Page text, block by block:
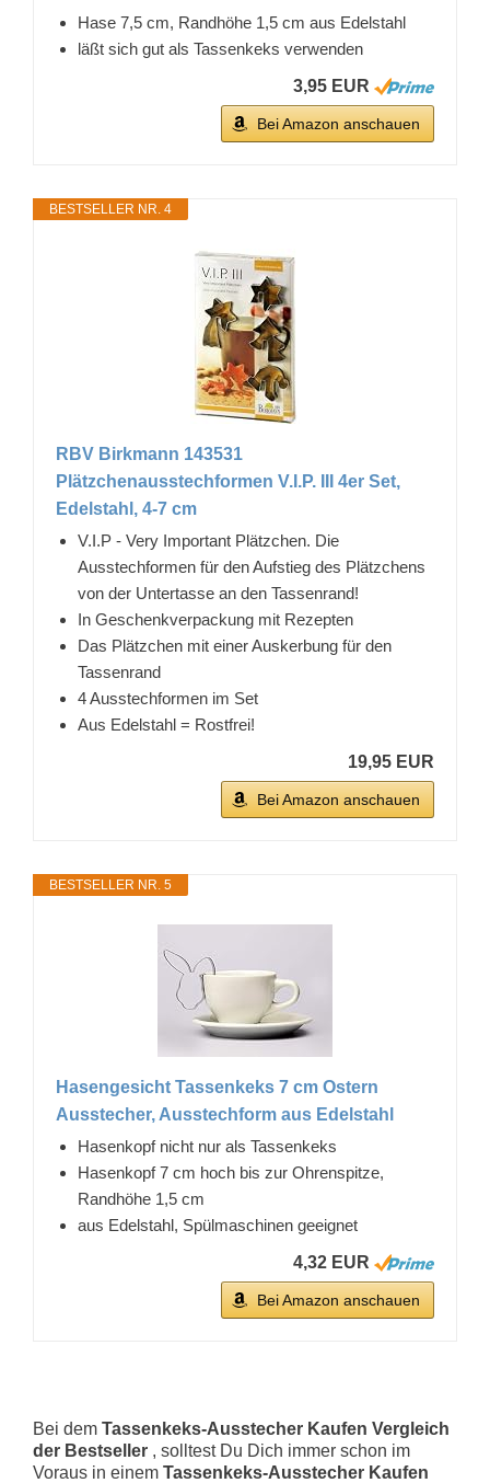
Hase 7,5 cm, Randhöhe 1,5 cm aus Edelstahl
läßt sich gut als Tassenkeks verwenden
3,95 EUR
Bei Amazon anschauen
BESTSELLER NR. 4
RBV Birkmann 143531
Plätzchenausstechformen V.I.P. III 4er Set,
Edelstahl, 4-7 cm
V.I.P - Very Important Plätzchen. Die
Ausstechformen für den Aufstieg des Plätzchens
von der Untertasse an den Tassenrand!
In Geschenkverpackung mit Rezepten
Das Plätzchen mit einer Auskerbung für den
Tassenrand
4 Ausstechformen im Set
Aus Edelstahl = Rostfrei!
19,95 EUR
Bei Amazon anschauen
BESTSELLER NR. 5
Hasengesicht Tassenkeks 7 cm Ostern
Ausstecher, Ausstechform aus Edelstahl
Hasenkopf nicht nur als Tassenkeks
Hasenkopf 7 cm hoch bis zur Ohrenspitze,
Randhöhe 1,5 cm
aus Edelstahl, Spülmaschinen geeignet
4,32 EUR
Bei Amazon anschauen
Bei dem Tassenkeks-Ausstecher Kaufen Vergleich
der Bestseller , solltest Du Dich immer schon im
Voraus in einem Tassenkeks-Ausstecher Kaufen